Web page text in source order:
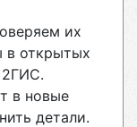
их
в открытых
2ГИС.
в новые
детали.